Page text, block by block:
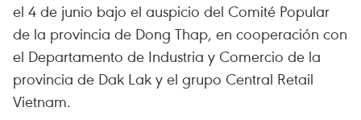
el 4 de junio bajo el auspicio del Comité Popular
de la provincia de Dong Thap, en cooperación con
el Departamento de Industria y Comercio de la
provincia de Dak Lak y el grupo Central Retail
Vietnam.